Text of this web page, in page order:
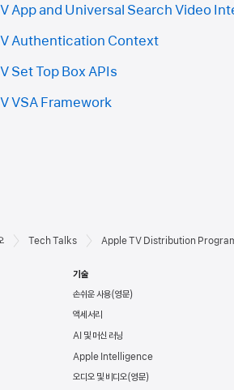
App and Universal Search Video
Authentication Context
Set Top Box APIs
VSA Framework
Tech Talks Apple TV Distribution
기술
손쉬운 사용
액세서리
AI 및 머신 러닝
Apple Intelligence
오디오 및 비디오